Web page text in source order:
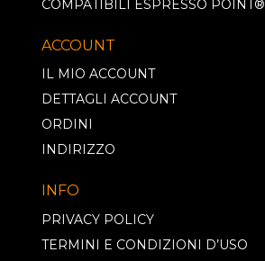
COMPATIBILI ESPRESSO POINT®
ACCOUNT
IL MIO ACCOUNT
DETTAGLI ACCOUNT
ORDINI
INDIRIZZO
INFO
PRIVACY POLICY
TERMINI E CONDIZIONI D’USO